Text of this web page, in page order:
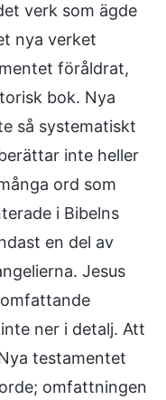
verk som ägde
nya verket
föråldrat,
bok. Nya
så systematiskt
inte heller
ord som
i Bibelns
en del av
Jesus
ner i detalj. Att
testamentet
omfattningen